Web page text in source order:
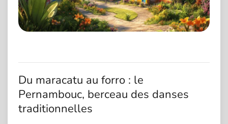
Du maracatu au forro : le
Pernambouc, berceau des danses
traditionnelles